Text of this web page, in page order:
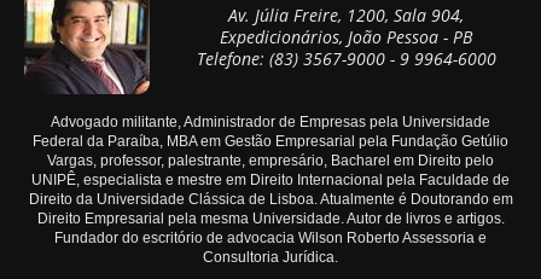
Av. Júlia Freire, 1200, Sala 904,
Expedicionários, João Pessoa - PB
Telefone: (83) 3567-9000 - 9 9964-6000
Advogado militante, Administrador de Empresas pela Universidade
Federal da Paraíba, MBA em Gestão Empresarial pela Fundação Getúlio
Vargas, professor, palestrante, empresário, Bacharel em Direito pelo
UNIPÊ, especialista e mestre em Direito Internacional pela Faculdade de
Direito da Universidade Clássica de Lisboa. Atualmente é Doutorando em
Direito Empresarial pela mesma Universidade. Autor de livros e artigos.
Fundador do escritório de advocacia Wilson Roberto Assessoria e
Consultoria Jurídica.